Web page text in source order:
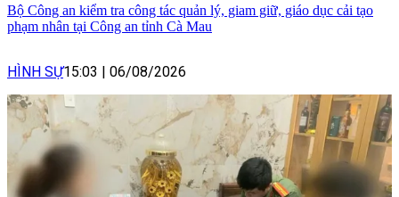
Bộ Công an kiểm tra công tác quản lý, giam giữ, giáo dục cải tạo
phạm nhân tại Công an tỉnh Cà Mau
HÌNH SỰ15:03 | 06/08/2026